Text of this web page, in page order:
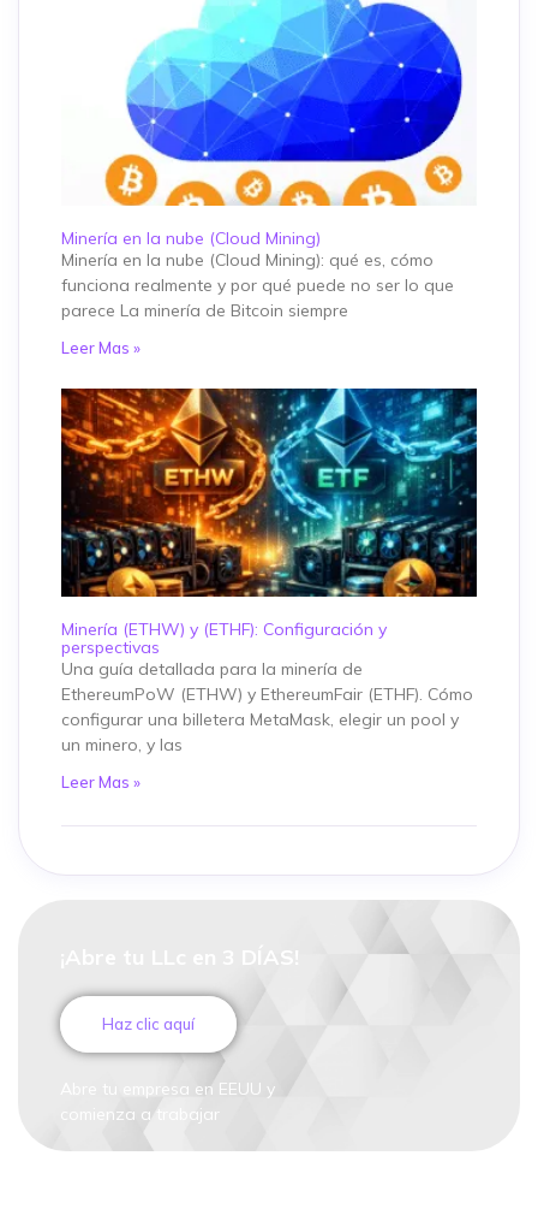
Minería en la nube (Cloud Mining)
Minería en la nube (Cloud Mining): qué es, cómo
funciona realmente y por qué puede no ser lo que
parece La minería de Bitcoin siempre
Leer Mas »
Minería (ETHW) y (ETHF): Configuración y
perspectivas
Una guía detallada para la minería de
EthereumPoW (ETHW) y EthereumFair (ETHF). Cómo
configurar una billetera MetaMask, elegir un pool y
un minero, y las
Leer Mas »
¡Abre tu LLc en 3 DÍAS!
Haz clic aquí
Abre tu empresa en EEUU y
comienza a trabajar